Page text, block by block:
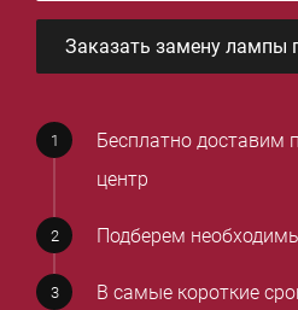
Заказать замену лампы
Бесплатно доставим
центр
Подберем
В самые короткие